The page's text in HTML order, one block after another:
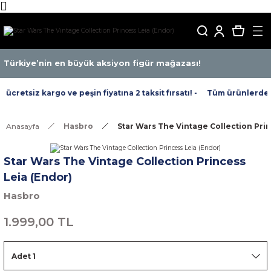
Türkiye’nin en büyük aksiyon figür mağazası!
kargo ve peşin fiyatına 2 taksit fırsatı! - Tüm ürünlerde
Anasayfa Hasbro Star Wars The Vintage Collection
Star Wars The Vintage Collection Princess
Leia (Endor)
Hasbro
1.999,00 TL